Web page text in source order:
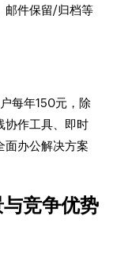
邮件保留/归档等
每年150元，除
协作工具、即时
面办公解决方案
竞争优势